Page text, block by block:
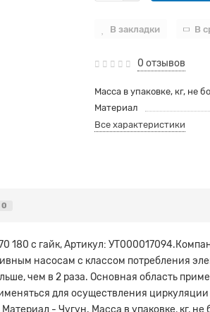
В закладки В
0 отзывов
Масса в упаковке, кг, не
Материал
Все характеристики
0
180 с гайк, Артикул:
насосам с классом потребления
чем в 2 раза. Основная область
для осуществления
- Чугун. Масса в упаковке, кг,